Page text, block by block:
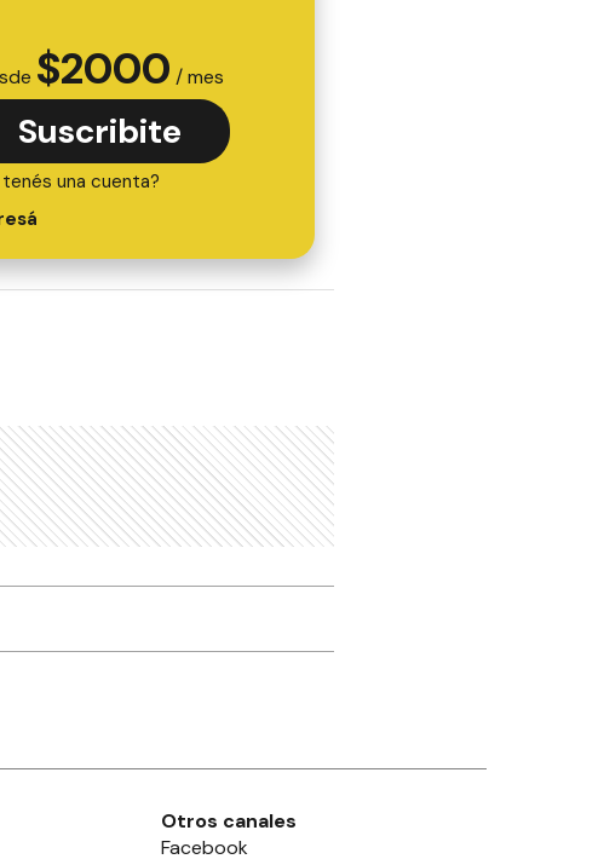
$2000 / mes
Suscribite
tenés una cuenta?
Otros canales
Facebook